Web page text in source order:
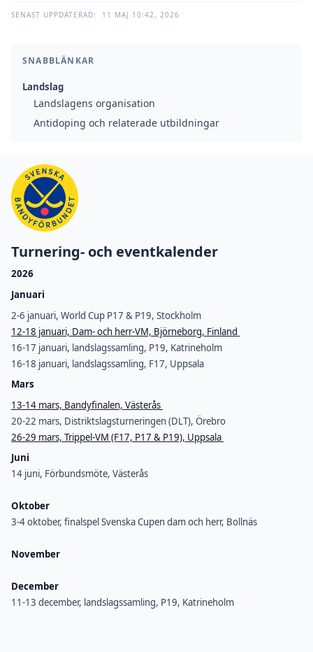
SNABBLÄNKAR
Landslag
Landslagens organisation
Antidoping och relaterade utbildningar
SENAST UPPDATERAD: 11 MAJ 10:42, 2026
Turnering- och eventkalender
2026
Januari
2-6 januari, World Cup P17 & P19, Stockholm
12-18 januari, Dam- och herr-VM, Björneborg, Finland
16-17 januari, landslagssamling, P19, Katrineholm
16-18 januari, landslagssamling, F17, Uppsala
Mars
13-14 mars, Bandyfinalen, Västerås
20-22 mars, Distriktslagsturneringen (DLT), Örebro
26-29 mars, Trippel-VM (F17, P17 & P19), Uppsala
Juni
14 juni, Förbundsmöte, Västerås
Oktober
3-4 oktober, finalspel Svenska Cupen dam och herr, Bollnäs
November
December
11-13 december, landslagssamling, P19, Katrineholm